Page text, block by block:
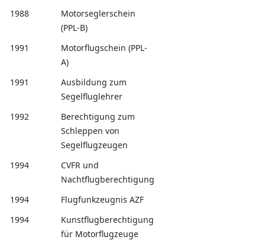
1988
Motorseglerschein
(PPL-B)
1991
Motorflugschein (PPL-
A)
1991
Ausbildung zum
Segelfluglehrer
1992
Berechtigung zum
Schleppen von
Segelflugzeugen
1994
CVFR und
Nachtflugberechtigung
1994
Flugfunkzeugnis AZF
1994
Kunstflugberechtigung
für Motorflugzeuge